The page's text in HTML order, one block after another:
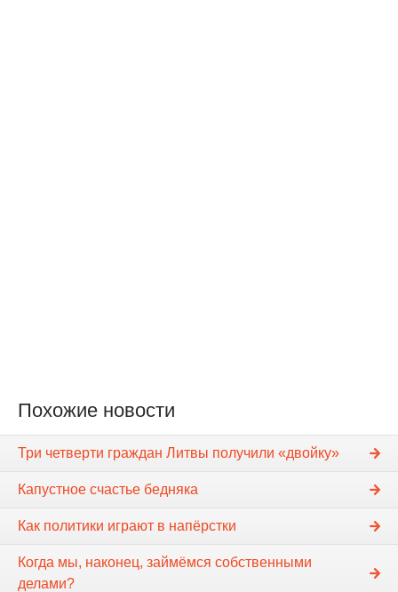
Похожие новости
Три четверти граждан Литвы получили «двойку»
Капустное счастье бедняка
Как политики играют в напёрстки
Когда мы, наконец, займёмся собственными
делами?